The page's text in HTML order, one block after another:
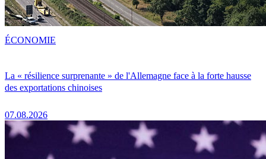
La « résilience surprenante » de l'Allemagne face à la forte hausse
des exportations chinoises
07.08.2026
ÉCONOMIE